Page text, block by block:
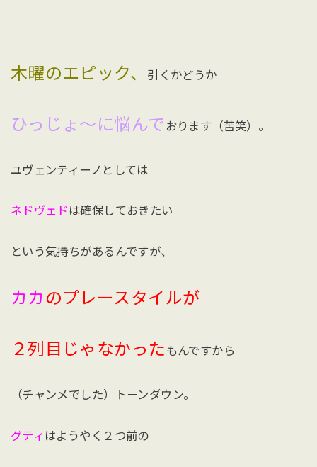
木曜のエピック、 引くかどうか
ひっじょ〜に悩んで おります（苦笑）。
ユヴェンティーノとしては
ネドヴェド は確保しておきたい
という気持ちがあるんですが、
カカ のプレースタイルが
２列目じゃなかった もんですから
（チャンメでした）トーンダウン。
グティ はようやく２つ前の